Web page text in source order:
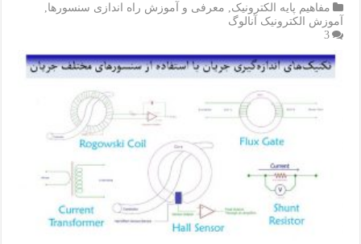
مفاهیم پایه الکترونیک معرفی و آموزش راه اندازی سنسورها
آموزش الکترونیک آنالوگ
3